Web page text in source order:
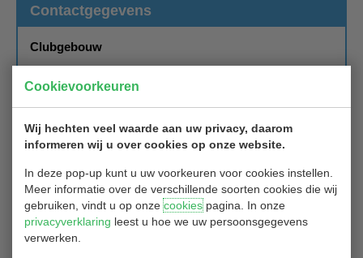
Cookievoorkeuren
Wij hechten veel waarde aan uw privacy, daarom
informeren wij u over cookies op onze website.
In deze pop-up kunt u uw voorkeuren voor cookies instellen.
Meer informatie over de verschillende soorten cookies die wij
gebruiken, vindt u op onzecookiespagina. In onze
privacyverklaring leest u hoe we uw persoonsgegevens
verwerken.
Contactgegevens
Clubgebouw
Blaardorpseweg 1
2911 BC Nieuwerkerk aan de IJssel
Secretariaat
Secretariaat Golfclub Hitland
2911 BC Nieuwerkerk ad IJssel